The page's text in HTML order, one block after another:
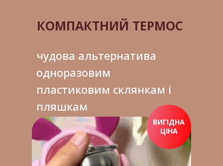
КОМПАКТНИЙ ТЕРМОС
чудова альтернатива
одноразовим
пластиковим склянкам і
пляшкам
ВИГІДНА
ЦІНА